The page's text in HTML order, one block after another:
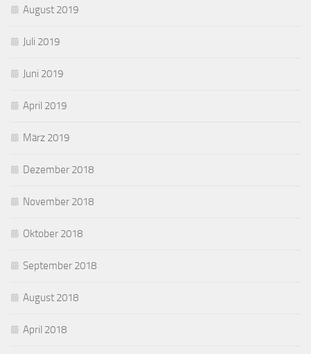
August 2019
Juli 2019
Juni 2019
April 2019
März 2019
Dezember 2018
November 2018
Oktober 2018
September 2018
August 2018
April 2018